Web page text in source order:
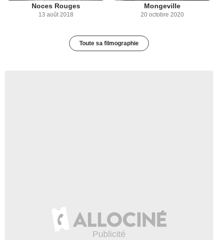
Noces Rouges
13 août 2018
Mongeville
20 octobre 2020
Toute sa filmographie